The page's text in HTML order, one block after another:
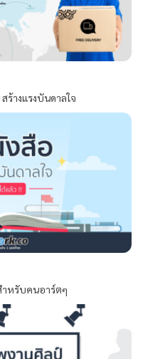
ร้างแรงบันดาลใจ
หรับคนอาร์ตๆ